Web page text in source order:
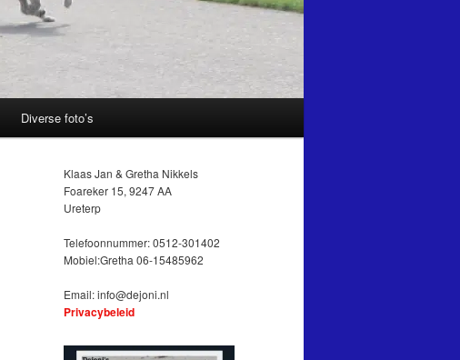
Diverse foto’s
Klaas Jan & Gretha Nikkels
Foareker 15, 9247 AA
Ureterp
Telefoonnummer: 0512-301402
Mobiel:Gretha 06-15485962
Email:info@dejoni.nl
Privacybeleid